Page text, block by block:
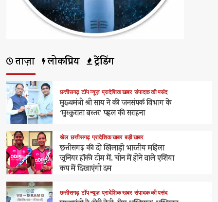
ताज़ा लोकप्रिय ट्रेंडिंग
छत्तीसगढ़ टॉप न्यूज़ प्रादेशिक खबर संपादक की पसंद
मुख्यमंत्री श्री साय ने की जनसंपर्क विभाग के
‘मुस्कुराता बस्तर’ पहल की सराहना
खेल छत्तीसगढ़ प्रादेशिक खबर बड़ी खबर
छत्तीसगढ़ की दो खिलाड़ी भारतीय महिला
जूनियर हॉकी टीम में, चीन में होने वाले एशिया
कप में दिखाएंगी दम
छत्तीसगढ़ टॉप न्यूज़ प्रादेशिक खबर संपादक की पसंद